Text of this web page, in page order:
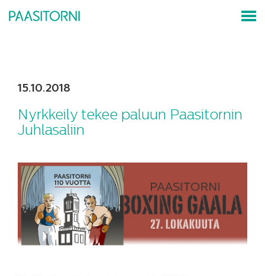
15.10.2018
Nyrkkeily tekee paluun Paasitornin
Juhlasaliin